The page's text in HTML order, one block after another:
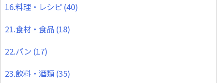
16.料理・レシピ (40)
21.食材・食品 (18)
22.パン (17)
23.飲料・酒類 (35)